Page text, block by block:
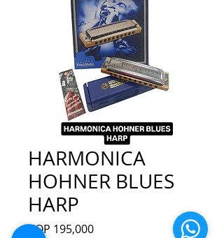
HARMONICA
HOHNER BLUES
HARP
COP 195,000Precio